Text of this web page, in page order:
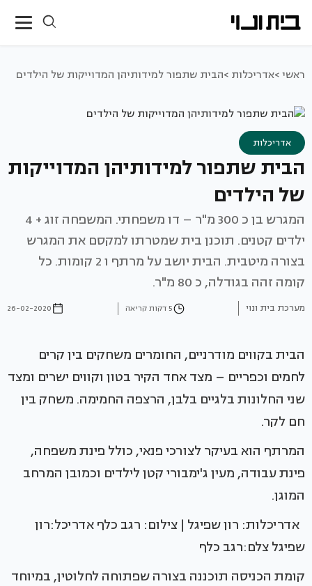
ראשי >אדריכלות >הבית שתפור למידותיהן המדוייקות של הילדים
אדריכלות
הבית שתפור למידותיהן המדוייקות
של הילדים
המגרש בן כ 300 מ"ר – דו משפחתי. המשפחה זוג + 4
ילדים קטנים. תוכנן בית שמטרתו למקסם את המגרש
בצורה מיטבית. הבית יושב על מרתף ו 2 קומות. כל
קומה זהה בגודלה, כ 80 מ"ר.
מערכת בית ונוי 5 דקות קריאה 26-02-2020
הבית בקווים מודרניים, החומרים משחקים בין קרים
לחמים וכפריים – מצד אחד הקיר בטון וקווים ישרים ומצד
שני החלונות בלגיים בלבן, הרצפה החמימה. משחק בין
חם לקר.
המרתף הוא בעיקר לצורכי פנאי, כולל פינת משפחה,
פינת עבודה, מעין ג'ימבורי קטן לילדים וכמובן המרחב
המוגן.
אדריכלות: רון שפיגל | צילום: רגב כלף אדריכל:רון
שפיגל צלם:רגב כלף
קומת הכניסה תוכננה בצורה שפתוחה לחלוטין, במיוחד